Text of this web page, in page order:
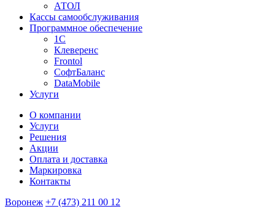
АТОЛ
Кассы самообслуживания
Программное обеспечение
1С
Клеверенс
Frontol
СофтБаланс
DataMobile
Услуги
О компании
Услуги
Решения
Акции
Оплата и доставка
Маркировка
Контакты
Воронеж +7 (473) 211 00 12